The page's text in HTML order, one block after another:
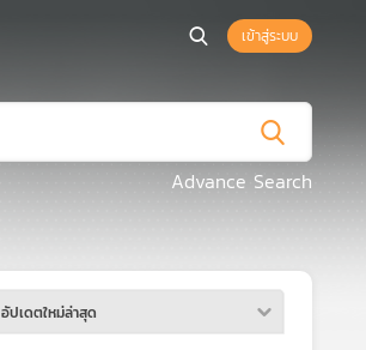
เข้าสู่ระบบ
Advance Search
อัปเดตใหม่ล่าสุด